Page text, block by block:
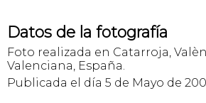
Datos de la fotografía
Foto realizada en Catarroja,
Valenciana, España.
Publicada el día 5 de Mayo de